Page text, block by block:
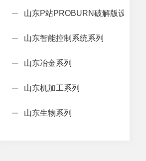
山东P站PROBURN破解版设备系列
山东智能控制系统系列
山东冶金系列
山东机加工系列
山东生物系列